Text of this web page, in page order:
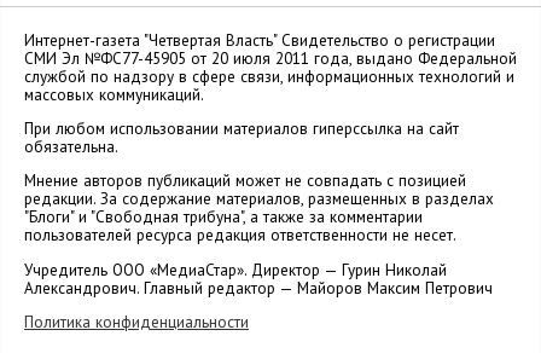
Интернет-газета "Четвертая Власть" Cвидетельство о регистрации
СМИ Эл №ФС77-45905 от 20 июля 2011 года, выдано Федеральной
службой по надзору в сфере связи, информационных технологий и
массовых коммуникаций.
При любом использовании материалов гиперссылка на сайт
обязательна.
Мнение авторов публикаций может не совпадать с позицией
редакции. За содержание материалов, размещенных в разделах
"Блоги" и "Свободная трибуна", а также за комментарии
пользователей ресурса редакция ответственности не несет.
Учредитель ООО «МедиаСтар». Директор — Гурин Николай
Александрович. Главный редактор — Майоров Максим Петрович
Политика конфиденциальности